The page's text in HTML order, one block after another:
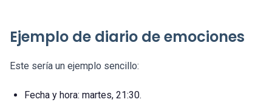
Ejemplo de diario de emociones
Este sería un ejemplo sencillo:
Fecha y hora: martes, 21:30.